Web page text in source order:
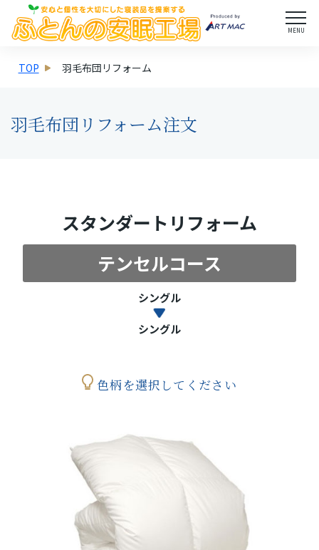
MENU
TOP 羽毛布団リフォーム
羽毛布団リフォーム注文
スタンダートリフォーム
テンセルコース
シングル
シングル
色柄を選択してください